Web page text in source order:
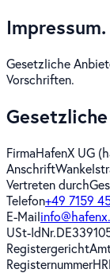
Impressum.
Gesetzliche
Vorschriften.
FirmaHafenX UG
Anschrift
Vertreten durch
Telefon+49 7159
E-Mail
USt-IdNr.
Registergericht
Registernummer